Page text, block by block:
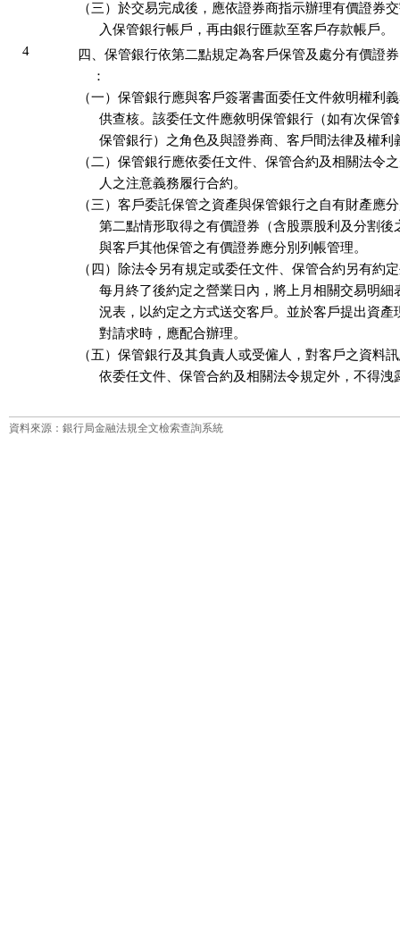
（三）於交易完成後，應依證券商指示辦理有價證券
      入保管銀行帳戶，再由銀行匯款至客戶存款帳戶。
4
四、保管銀行依第二點規定為客戶保管及處分有價證
    ：
（一）保管銀行應與客戶簽署書面委任文件敘明權利
供查核。該委任文件應敘明保管銀行（如有次保
保管銀行）之角色及與證券商、客戶間法律及權
（二）保管銀行應依委任文件、保管合約及相關法令
      人之注意義務履行合約。
（三）客戶委託保管之資產與保管銀行之自有財產應
第二點情形取得之有價證券（含股票股利及分割
      與客戶其他保管之有價證券應分別列帳管理。
（四）除法令另有規定或委任文件、保管合約另有約
每月終了後約定之營業日內，將上月相關交易明
況表，以約定之方式送交客戶。並於客戶提出資
      對請求時，應配合辦理。
（五）保管銀行及其負責人或受僱人，對客戶之資料
依委任文件、保管合約及相關法令規定外，不得
資料來源：銀行局金融法規全文檢索查詢系統